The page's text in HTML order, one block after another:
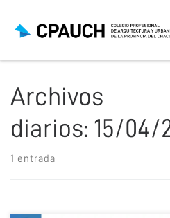
Archivos
diarios: 15/04/
1 entrada